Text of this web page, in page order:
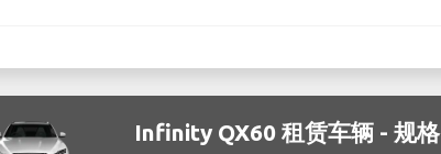
Infinity QX60 租赁车辆 - 规格